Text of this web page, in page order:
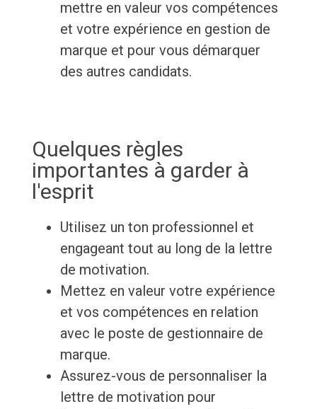
mettre en valeur vos compétences
et votre expérience en gestion de
marque et pour vous démarquer
des autres candidats.
Quelques règles
importantes à garder à
l'esprit
Utilisez un ton professionnel et
engageant tout au long de la lettre
de motivation.
Mettez en valeur votre expérience
et vos compétences en relation
avec le poste de gestionnaire de
marque.
Assurez-vous de personnaliser la
lettre de motivation pour